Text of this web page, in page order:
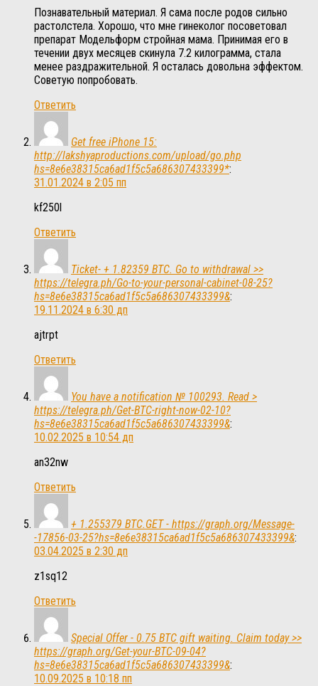
Познавательный материал. Я сама после родов сильно
растолстела. Хорошо, что мне гинеколог посоветовал
препарат Модельформ стройная мама. Принимая его в
течении двух месяцев скинула 7.2 килограмма, стала
менее раздражительной. Я осталась довольна эффектом.
Советую попробовать.
Ответить
Get free iPhone 15:
http://lakshyaproductions.com/upload/go.php
hs=8e6e38315ca6ad1f5c5a686307433399*:
31.01.2024 в 2:05 пп
kf250l
Ответить
Ticket- + 1.82359 BTC. Go to withdrawal >>
https://telegra.ph/Go-to-your-personal-cabinet-08-25?
hs=8e6e38315ca6ad1f5c5a686307433399&:
19.11.2024 в 6:30 дп
ajtrpt
Ответить
You have a notification № 100293. Read >
https://telegra.ph/Get-BTC-right-now-02-10?
hs=8e6e38315ca6ad1f5c5a686307433399&:
10.02.2025 в 10:54 дп
an32nw
Ответить
+ 1.255379 BTC.GET - https://graph.org/Message-
-17856-03-25?hs=8e6e38315ca6ad1f5c5a686307433399&:
03.04.2025 в 2:30 дп
z1sq12
Ответить
Special Offer - 0.75 BTC gift waiting. Claim today >>
https://graph.org/Get-your-BTC-09-04?
hs=8e6e38315ca6ad1f5c5a686307433399&:
10.09.2025 в 10:18 пп